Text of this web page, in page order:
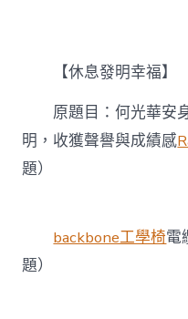
【休息發明幸福】
原題目：何光華安
明，收獲聲譽與成績感
題）
backbone工學椅電
題）